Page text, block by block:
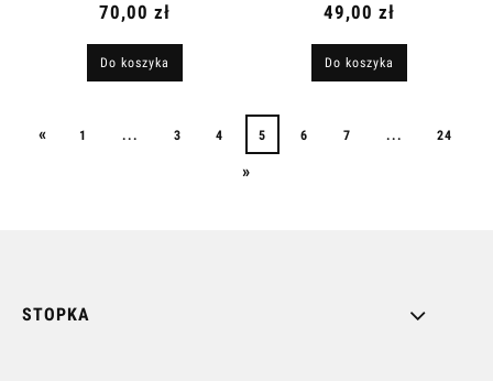
70,00 zł
Do koszyka
49,00 zł
Do koszyka
« 1 ... 3 4 5 6 7 ... 24
»
STOPKA